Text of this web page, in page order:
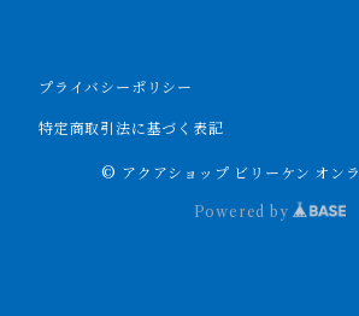
ラプラディ
プライバシーポリシー
特定商取引法に基づく表記
© アクアショップ ビリーケン オン
Powered by